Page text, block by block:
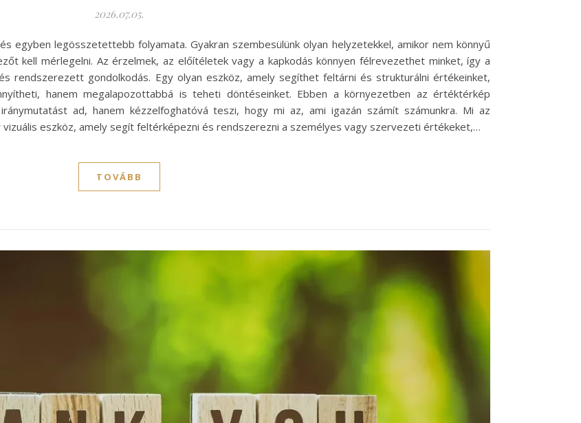
2026.07.05.
egyben legösszetettebb folyamata. Gyakran szembesülünk olyan helyzetekkel, amikor nem könnyű
kell mérlegelni. Az érzelmek, az előítéletek vagy a kapkodás könnyen félrevezethet minket, így a
rendszerezett gondolkodás. Egy olyan eszköz, amely segíthet feltárni és strukturálni értékeinket,
hanem megalapozottabbá is teheti döntéseinket. Ebben a környezetben az értéktérkép
ad, hanem kézzelfoghatóvá teszi, hogy mi az, ami igazán számít számunkra. Mi az
eszköz, amely segít feltérképezni és rendszerezni a személyes vagy szervezeti értékeket,…
TOVÁBB